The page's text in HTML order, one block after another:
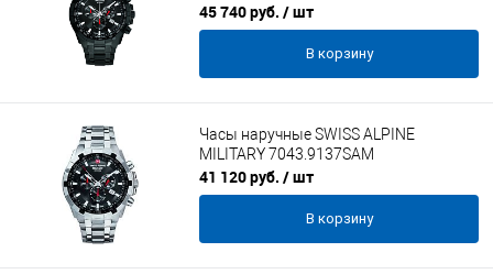
45 740 руб. / шт
В корзину
Часы наручные SWISS ALPINE
MILITARY 7043.9137SAM
41 120 руб. / шт
В корзину